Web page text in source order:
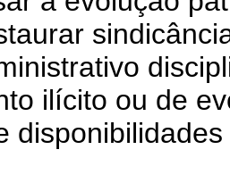
ilícito ou de